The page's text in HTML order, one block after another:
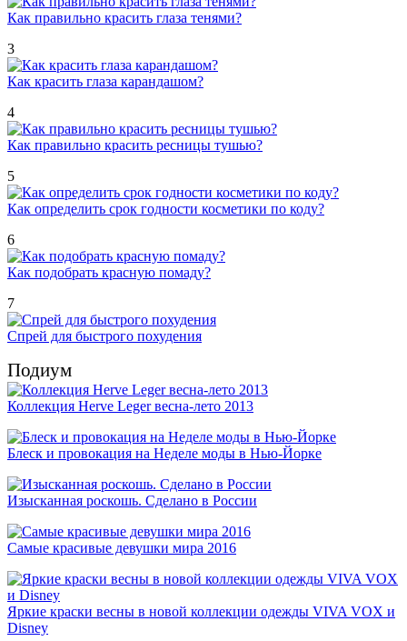
Как правильно красить глаза тенями?
3
Как красить глаза карандашом?
4
Как правильно красить ресницы тушью?
5
Как определить срок годности косметики по коду?
6
Как подобрать красную помаду?
7
Спрей для быстрого похудения
Подиум
Коллекция Herve Leger весна-лето 2013
Блеск и провокация на Неделе моды в Нью-Йорке
Изысканная роскошь. Сделано в России
Самые красивые девушки мира 2016
Яркие краски весны в новой коллекции одежды VIVA VOX и
Disney